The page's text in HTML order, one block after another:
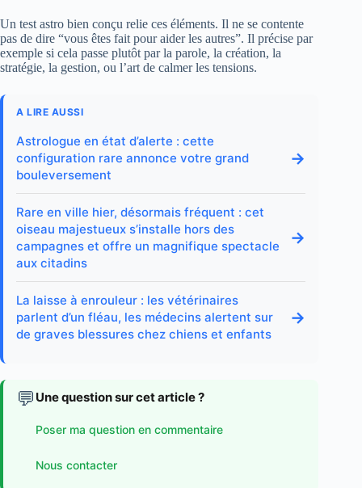
Un test astro bien conçu relie ces éléments. Il ne se contente
pas de dire “vous êtes fait pour aider les autres”. Il précise par
exemple si cela passe plutôt par la parole, la création, la
stratégie, la gestion, ou l’art de calmer les tensions.
A LIRE AUSSI
Astrologue en état d’alerte : cette
configuration rare annonce votre grand
bouleversement
→
Rare en ville hier, désormais fréquent : cet
oiseau majestueux s’installe hors des
campagnes et offre un magnifique spectacle
aux citadins
→
La laisse à enrouleur : les vétérinaires
parlent d’un fléau, les médecins alertent sur
de graves blessures chez chiens et enfants
→
💬 Une question sur cet article ?
Poser ma question en commentaire
Nous contacter